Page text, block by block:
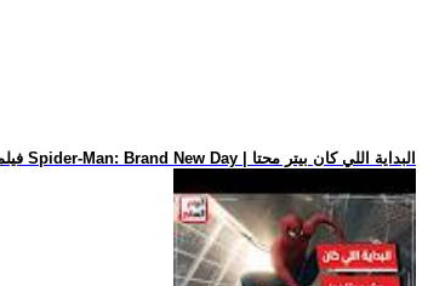
.. فيلم Spider-Man: Brand New Day | البداية اللي كان بيتر محتا